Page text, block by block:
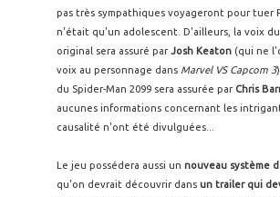
pas très sympathiques voyageront pour tuer
n'était qu'un adolescent. D'ailleurs, la voix du
original sera assuré parJosh Keaton (qui ne
voix au personnage dans Marvel VS Capcom 3
du Spider-Man 2099 sera assurée par Chris
aucunes informations concernant les
causalité n'ont été divulguées...
Le jeu possédera aussi un nouveau système
qu'on devrait découvrir dans un trailer qui